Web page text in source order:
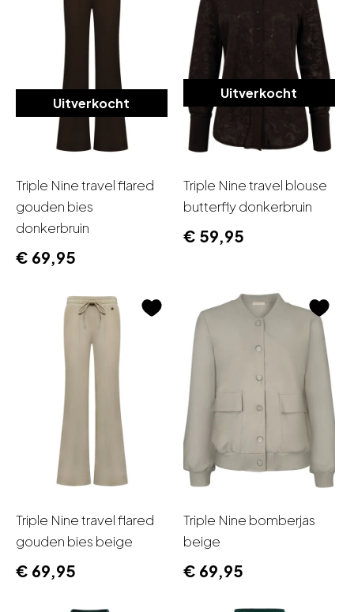
Uitverkocht
Triple Nine travel flared
gouden bies
donkerbruin
€ 69,95
Uitverkocht
Triple Nine travel blouse
butterfly donkerbruin
€ 59,95
Triple Nine travel flared
gouden bies beige
€ 69,95
Triple Nine bomberjas
beige
€ 69,95
46
54
Show more
Merk
Daelin
Fos Amsterdam
Lady Day
Sensia
Tence
Triple Nine
Materiaal
Alpaca wol
Katoen
Lurex